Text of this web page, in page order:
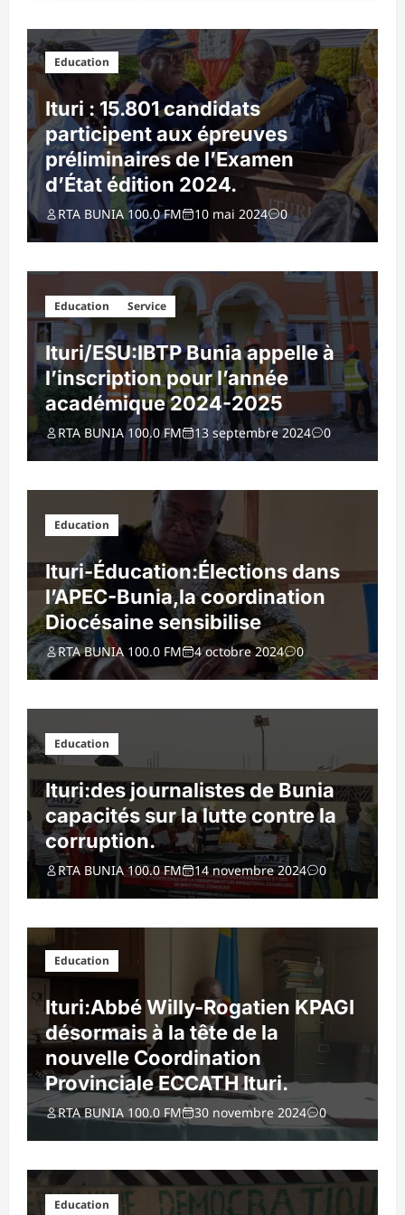
Education
Ituri : 15.801 candidats
participent aux épreuves
préliminaires de l’Examen
d’État édition 2024.
RTA BUNIA 100.0 FM 10 mai 2024 0
Education Service
Ituri/ESU:IBTP Bunia appelle à
l’inscription pour l’année
académique 2024-2025
RTA BUNIA 100.0 FM 13 septembre 2024 0
Education
Ituri-Éducation:Élections dans
l’APEC-Bunia,la coordination
Diocésaine sensibilise
RTA BUNIA 100.0 FM 4 octobre 2024 0
Education
Ituri:des journalistes de Bunia
capacités sur la lutte contre la
corruption.
RTA BUNIA 100.0 FM 14 novembre 2024 0
Education
Ituri:Abbé Willy-Rogatien KPAGI
désormais à la tête de la
nouvelle Coordination
Provinciale ECCATH Ituri.
RTA BUNIA 100.0 FM 30 novembre 2024 0
Education